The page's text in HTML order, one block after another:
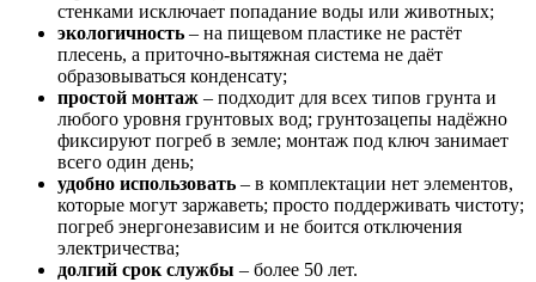
стенками исключает попадание воды или животных;
экологичность – на пищевом пластике не растёт
плесень, а приточно-вытяжная система не даёт
образовываться конденсату;
простой монтаж – подходит для всех типов грунта и
любого уровня грунтовых вод; грунтозацепы надёжно
фиксируют погреб в земле; монтаж под ключ занимает
всего один день;
удобно использовать – в комплектации нет элементов,
которые могут заржаветь; просто поддерживать чистоту;
погреб энергонезависим и не боится отключения
электричества;
долгий срок службы – более 50 лет.